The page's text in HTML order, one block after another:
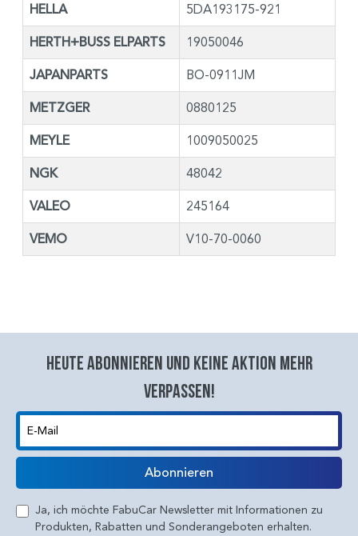
HELLA 5DA193175-921
HERTH+BUSS ELPARTS 19050046
JAPANPARTS BO-0911JM
METZGER 0880125
MEYLE 1009050025
NGK 48042
VALEO 245164
VEMO V10-70-0060
Heute abonnieren und keine aktion mehr
verpassen!
E-Mail
Abonnieren
Ja, ich möchte FabuCar Newsletter mit Informationen zu
Produkten, Rabatten und Sonderangeboten erhalten.